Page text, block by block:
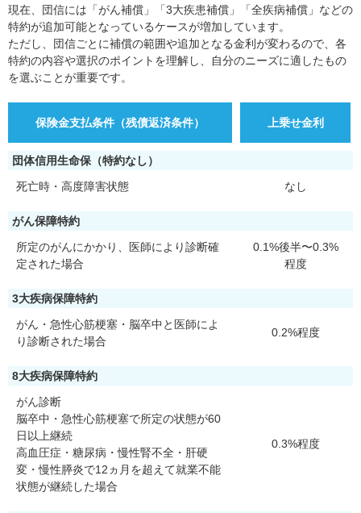
現在、団信には「がん補償」「3大疾患補償」「全疾病補償」などの
特約が追加可能となっているケースが増加しています。
ただし、団信ごとに補償の範囲や追加となる金利が変わるので、各
特約の内容や選択のポイントを理解し、自分のニーズに適したもの
を選ぶことが重要です。
保険金支払条件（残債返済条件） 上乗せ金利
団体信用生命保（特約なし）
死亡時・高度障害状態
なし
がん保障特約
所定のがんにかかり、医師により診断確
定された場合
0.1%後半〜0.3%
程度
3大疾病保障特約
がん・急性心筋梗塞・脳卒中と医師によ
り診断された場合
0.2%程度
8大疾病保障特約
がん診断
脳卒中・急性心筋梗塞で所定の状態が60
日以上継続
高血圧症・糖尿病・慢性腎不全・肝硬
変・慢性膵炎で12ヵ月を超えて就業不能
状態が継続した場合
0.3%程度